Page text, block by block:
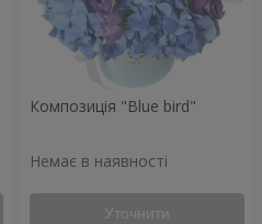
Композиція "Blue bird"
Немає в наявності
Уточнити